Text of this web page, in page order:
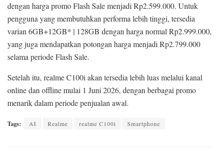
dengan harga promo Flash Sale menjadi Rp2.599.000. Untuk
pengguna yang membutuhkan performa lebih tinggi, tersedia
varian 6GB+12GB* | 128GB dengan harga normal Rp2.999.000,
yang juga mendapatkan potongan harga menjadi Rp2.799.000
selama periode Flash Sale.
Setelah itu, realme C100i akan tersedia lebih luas melalui kanal
online dan offline mulai 1 Juni 2026, dengan berbagai promo
menarik dalam periode penjualan awal.
Tags: AI Realme realme C100i Smartphone